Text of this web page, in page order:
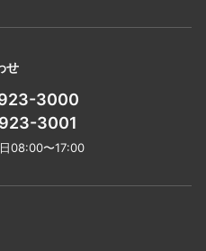
せ
3000
3001
08:00〜17:00